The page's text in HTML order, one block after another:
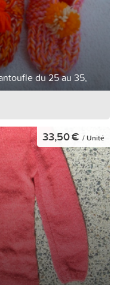
du 25 au 35,
33,50 € / Unité